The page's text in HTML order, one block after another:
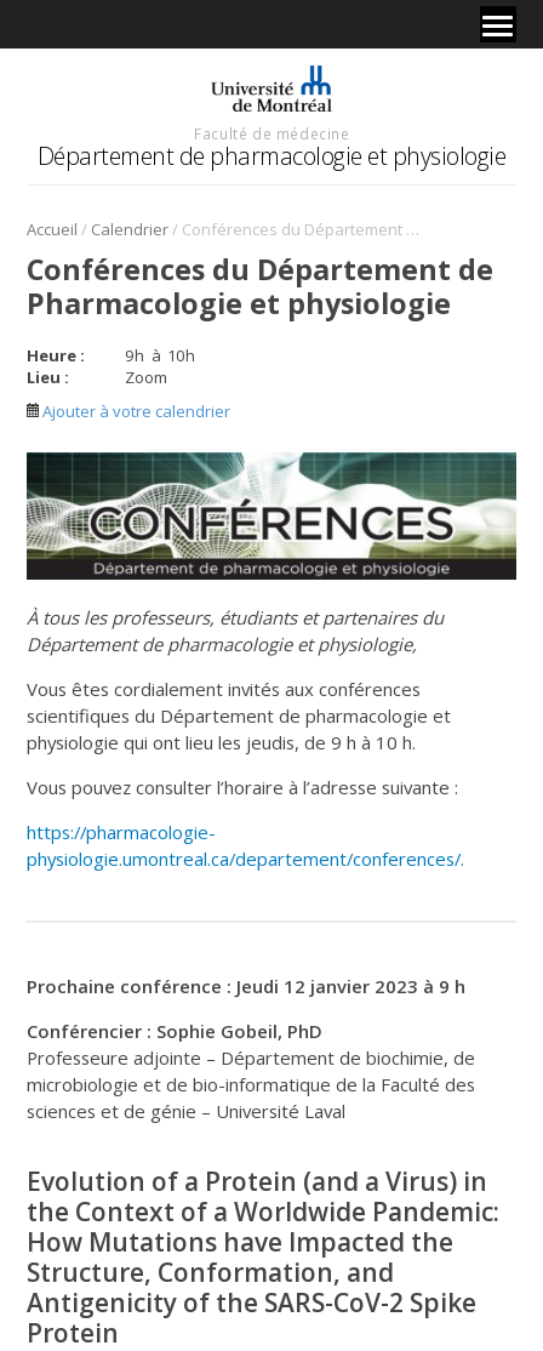
Faculté de médecine
Département de pharmacologie et physiologie
Accueil / Calendrier/ Conférences du Département de Pharmacologie et physiologie
Conférences du Département de
Pharmacologie et physiologie
Heure : 9h à 10h
Lieu :
Zoom
Ajouter à votre calendrier
À tous les professeurs, étudiants et partenaires du
Département de pharmacologie et physiologie,
Vous êtes cordialement invités aux conférences
scientifiques du Département de pharmacologie et
physiologie qui ont lieu les jeudis, de 9 h à 10 h.
Vous pouvez consulter l’horaire à l’adresse suivante :
https://pharmacologie-
physiologie.umontreal.ca/departement/conferences/.
Prochaine conférence : Jeudi 12 janvier 2023 à 9 h
Conférencier : Sophie Gobeil, PhD
Professeure adjointe – Département de biochimie, de
microbiologie et de bio-informatique de la Faculté des
sciences et de génie – Université Laval
Evolution of a Protein (and a Virus) in
the Context of a Worldwide Pandemic:
How Mutations have Impacted the
Structure, Conformation, and
Antigenicity of the SARS-CoV-2 Spike
Protein